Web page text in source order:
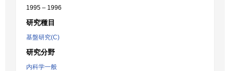
1995 – 1996
研究種目
基盤研究(C)
研究分野
内科学一般